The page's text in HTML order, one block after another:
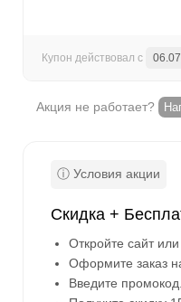
Купон действовал с
Акция не работает?
Скидка +
Откройте сайт
Оформите заказ
Введите промокод.